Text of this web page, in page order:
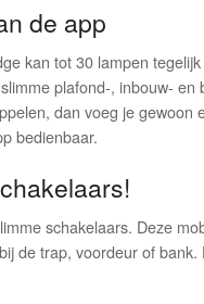
de app
kan tot 30 lampen
plafond-, inbouw-
dan voeg je gewoon
bedienbaar.
schakelaars. Deze
de trap, voordeur of